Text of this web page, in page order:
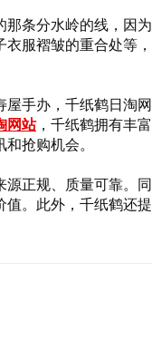
条分水岭的线，因
服褶皱的重合处等
手办，千纸鹤日淘
网站，千纸鹤拥有丰
抢购机会。
正规、质量可靠。
。此外，千纸鹤还